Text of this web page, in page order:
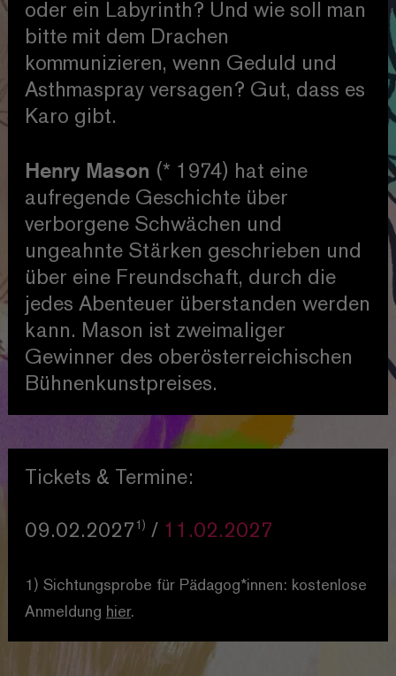
oder ein Labyrinth? Und wie soll man
bitte mit dem Drachen
kommunizieren, wenn Geduld und
Asthmaspray versagen? Gut, dass es
Karo gibt.
Henry Mason (* 1974) hat eine
aufregende Geschichte über
verborgene Schwächen und
ungeahnte Stärken geschrieben und
über eine Freundschaft, durch die
jedes Abenteuer überstanden werden
kann. Mason ist zweimaliger
Gewinner des oberösterreichischen
Bühnenkunstpreises.
Tickets & Termine:
09.02.2027 1) / 11.02.2027
1) Sichtungsprobe für Pädagog*innen: kostenlose
Anmeldung hier.